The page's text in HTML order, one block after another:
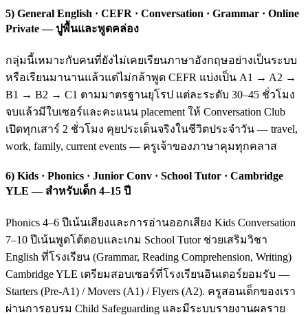
5) General English · CEFR · Conversation · Grammar · Online
Private — ปูพื้นและพูดคล่อง
กลุ่มนี้เหมาะกับคนที่ยังไม่เคยเรียนภาษาอังกฤษอย่างเป็นระบบ
หรือเรียนมานานแล้วแต่ไม่กล้าพูด CEFR แบ่งเป็น A1 → A2 →
B1 → B2 → C1 ตามมาตรฐานยุโรป แต่ละระดับ 30–45 ชั่วโมง
จบแล้วมีใบเซอร์และคะแนน placement ให้ Conversation Club
เปิดทุกเสาร์ 2 ชั่วโมง คุยประเด็นจริงในชีวิตประจำวัน — travel,
work, family, current events — ครูเจ้าของภาษาคุมทุกคลาส
6) Kids · Phonics · Junior Conv · School Tutor · Cambridge
YLE — สำหรับเด็ก 4–15 ปี
Phonics 4–6 ปีเน้นเสียงและการอ่านออกเสียง Kids Conversation
7–10 ปีเน้นพูดโต้ตอบและเกม School Tutor ช่วยเสริมวิชา
English ที่โรงเรียน (Grammar, Reading Comprehension, Writing)
Cambridge YLE เตรียมสอบเซอร์ที่โรงเรียนอินเตอร์ยอมรับ —
Starters (Pre-A1) / Movers (A1) / Flyers (A2). ครูสอนเด็กของเรา
ผ่านการอบรม Child Safeguarding และมีระบบรายงานผลราย